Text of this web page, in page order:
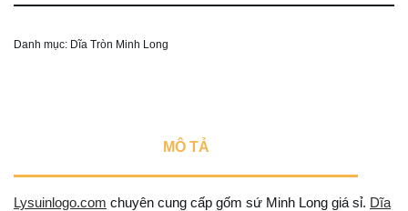
Danh mục: Dĩa Tròn Minh Long
MÔ TẢ
Lysuinlogo.com chuyên cung cấp gốm sứ Minh Long giá sỉ. Dĩa